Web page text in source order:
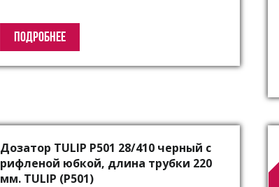
ПОДРОБНЕЕ
Дозатор TULIP P501 28/410 черный с
рифленой юбкой, длина трубки 220
мм. TULIP (P501)